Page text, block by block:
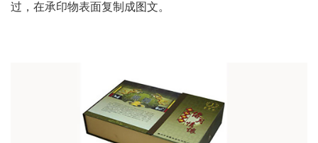
过，在承印物表面复制成图文。